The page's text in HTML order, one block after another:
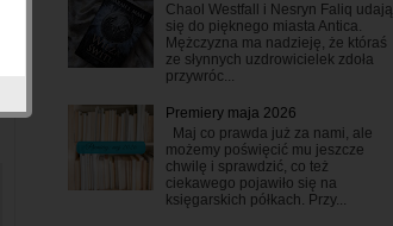
Chaol Westfall i Nesryn Faliq udają
się do pięknego miasta Antica.
Mężczyzna ma nadzieję, że któraś
ze słynnych uzdrowicielek zdoła
przywróc...
Premiery maja 2026
Maj co prawda już za nami, ale
możemy poświęcić mu jeszcze
chwilę i sprawdzić, co też
ciekawego pojawiło się na
księgarskich półkach. Przy...